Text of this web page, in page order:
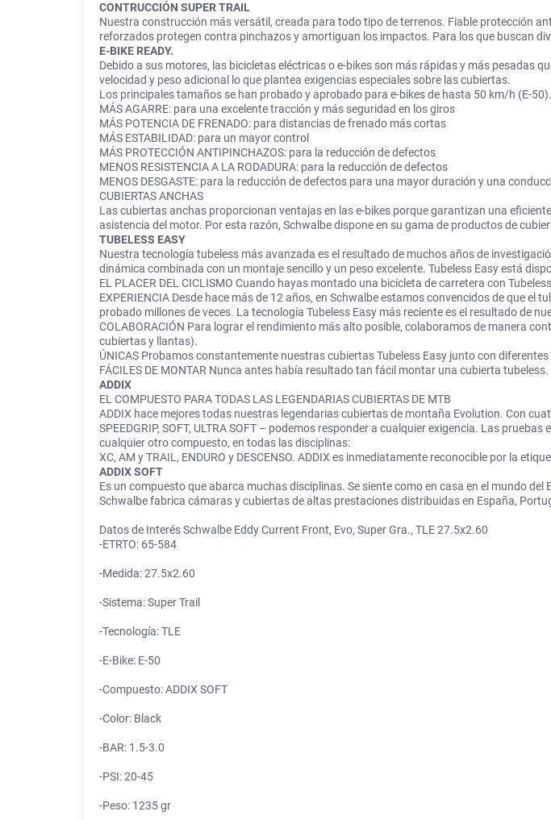
CONTRUCCIÓN SUPER TRAIL
Nuestra construcción más versátil, creada para todo tipo de terrenos. Fiable protección
reforzados protegen contra pinchazos y amortiguan los impactos. Para los que buscan
E-BIKE READY.
Debido a sus motores, las bicicletas eléctricas o e-bikes son más rápidas y más pesadas
velocidad y peso adicional lo que plantea exigencias especiales sobre las cubiertas.
Los principales tamaños se han probado y aprobado para e-bikes de hasta 50 km/h (E-50).
MÁS AGARRE: para una excelente tracción y más seguridad en los giros
MÁS POTENCIA DE FRENADO: para distancias de frenado más cortas
MÁS ESTABILIDAD: para un mayor control
MÁS PROTECCIÓN ANTIPINCHAZOS: para la reducción de defectos
MENOS RESISTENCIA A LA RODADURA: para la reducción de defectos
MENOS DESGASTE: para la reducción de defectos para una mayor duración y una
CUBIERTAS ANCHAS
Las cubiertas anchas proporcionan ventajas en las e-bikes porque garantizan una
asistencia del motor. Por esta razón, Schwalbe dispone en su gama de productos de
TUBELESS EASY
Nuestra tecnología tubeless más avanzada es el resultado de muchos años de
dinámica combinada con un montaje sencillo y un peso excelente. Tubeless Easy está
EL PLACER DEL CICLISMO Cuando hayas montado una bicicleta de carretera con
EXPERIENCIA Desde hace más de 12 años, en Schwalbe estamos convencidos de que
probado millones de veces. La tecnología Tubeless Easy más reciente es el resultado de
COLABORACIÓN Para lograr el rendimiento más alto posible, colaboramos de manera
cubiertas y llantas).
ÚNICAS Probamos constantemente nuestras cubiertas Tubeless Easy junto con
FÁCILES DE MONTAR Nunca antes había resultado tan fácil montar una cubierta tubeless.
ADDIX
EL COMPUESTO PARA TODAS LAS LEGENDARIAS CUBIERTAS DE MTB
ADDIX hace mejores todas nuestras legendarias cubiertas de montaña Evolution. Con
SPEEDGRIP, SOFT, ULTRA SOFT – podemos responder a cualquier exigencia. Las
cualquier otro compuesto, en todas las disciplinas:
XC, AM y TRAIL, ENDURO y DESCENSO. ADDIX es inmediatamente reconocible por la
ADDIX SOFT
Es un compuesto que abarca muchas disciplinas. Se siente como en casa en el mundo
Schwalbe fabrica cámaras y cubiertas de altas prestaciones distribuidas en España,
Datos de Interés Schwalbe Eddy Current Front, Evo, Super Gra., TLE 27.5x2.60
-ETRTO: 65-584
-Medida: 27.5x2.60
-Sistema: Super Trail
-Tecnología: TLE
-E-Bike: E-50
-Compuesto: ADDIX SOFT
-Color: Black
-BAR: 1.5-3.0
-PSI: 20-45
-Peso: 1235 gr